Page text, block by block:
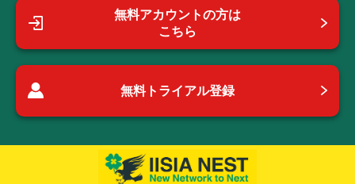
無料アカウントの方は
こちら
無料トライアル登録